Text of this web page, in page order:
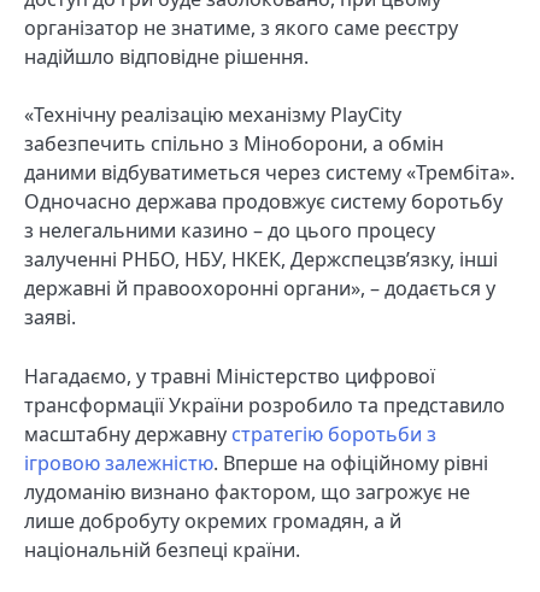
організатор не знатиме, з якого саме реєстру
надійшло відповідне рішення.
«Технічну реалізацію механізму PlayCity
забезпечить спільно з Міноборони, а обмін
даними відбуватиметься через систему «Трембіта».
Одночасно держава продовжує систему боротьбу
з нелегальними казино – до цього процесу
залученні РНБО, НБУ, НКЕК, Держспецзв’язку, інші
державні й правоохоронні органи», – додається у
заяві.
Нагадаємо, у травні Міністерство цифрової
трансформації України розробило та представило
масштабну державну стратегію боротьби з
ігровою залежністю. Вперше на офіційному рівні
лудоманію визнано фактором, що загрожує не
лише добробуту окремих громадян, а й
національній безпеці країни.